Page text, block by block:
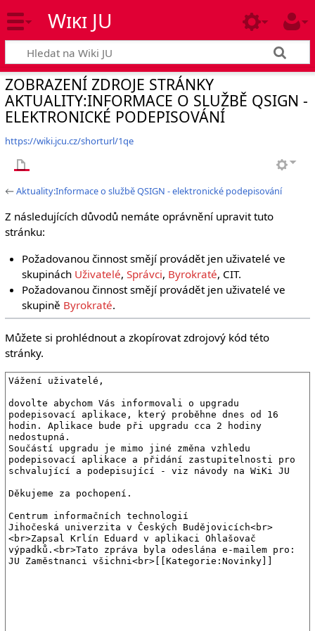
Wiki JU
ZOBRAZENÍ ZDROJE STRÁNKY
AKTUALITY:INFORMACE O SLUŽBĚ QSIGN -
ELEKTRONICKÉ PODEPISOVÁNÍ
https://wiki.jcu.cz/shorturl/1qe
←Aktuality:Informace o službě QSIGN - elektronické podepisování
Z následujících důvodů nemáte oprávnění upravit tuto
stránku:
Požadovanou činnost smějí provádět jen uživatelé ve
skupinách Uživatelé,Správci, Byrokraté, CIT.
Požadovanou činnost smějí provádět jen uživatelé ve
skupině Byrokraté.
Můžete si prohlédnout a zkopírovat zdrojový kód této
stránky.